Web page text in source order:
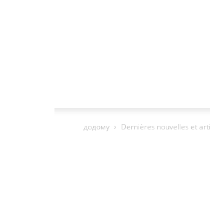
додому Dernières nouvelles et